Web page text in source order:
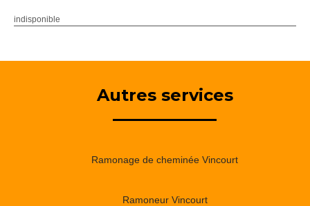
indisponible
Autres services
Ramonage de cheminée Vincourt
Ramoneur Vincourt